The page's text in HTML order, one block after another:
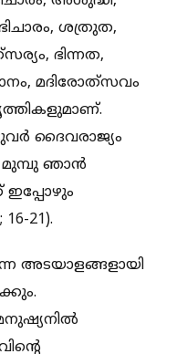
ശത്രുത,
ഭിന്നത,
മദിരോത്‌സവം
ദൈവരാജ്യം
മുമ്പു ഞാന്‍
ഇപ്പോഴും
21).
അടയാളങ്ങളായി